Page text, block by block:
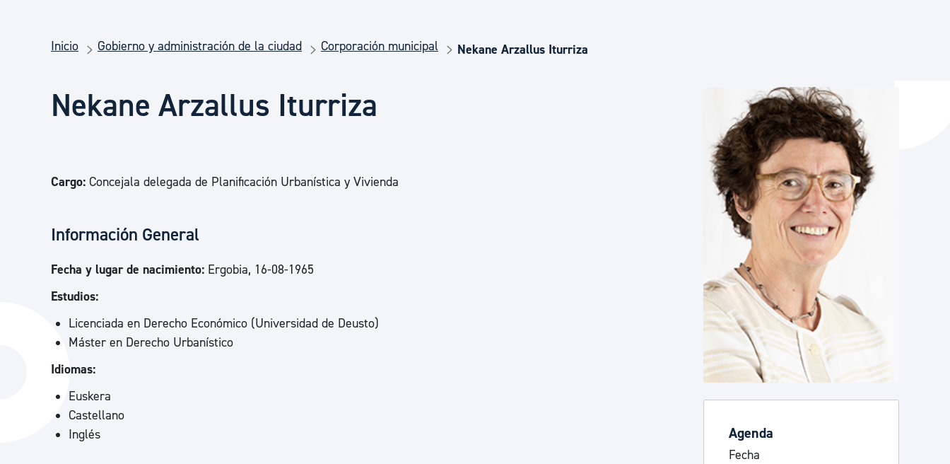
Seguridad ciudadana y emergencias Euskera
Salud Pública, animales y consumo
Igualdad, Derechos Humanos y convivencia
Deporte
La ciudad
La ciudad ahora
Descubre la ciudad
Catálogo de trámites
Ayuda a la tramitación
Inicio Gobierno y administración de la ciudad Corporación municipal Nekane Arzallus Iturriza
Nekane Arzallus Iturriza
Cargo: Concejala delegada de Planificación Urbanística y Vivienda
Información General
Fecha y lugar de nacimiento: Ergobia, 16-08-1965
Estudios:
Licenciada en Derecho Económico (Universidad de Deusto)
Máster en Derecho Urbanístico
Idiomas:
Euskera
Castellano
Inglés
Agenda
Fecha